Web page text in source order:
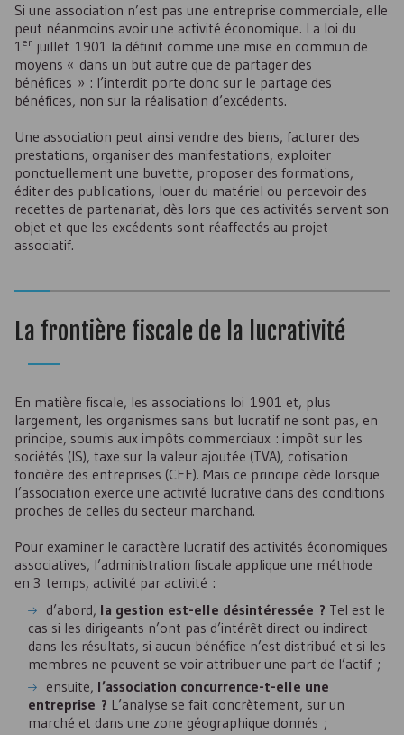
Si une association n’est pas une entreprise commerciale, elle
peut néanmoins avoir une activité économique. La loi du
1er juillet 1901 la définit comme une mise en commun de
moyens « dans un but autre que de partager des
bénéfices » : l’interdit porte donc sur le partage des
bénéfices, non sur la réalisation d’excédents.
Une association peut ainsi vendre des biens, facturer des
prestations, organiser des manifestations, exploiter
ponctuellement une buvette, proposer des formations,
éditer des publications, louer du matériel ou percevoir des
recettes de partenariat, dès lors que ces activités servent son
objet et que les excédents sont réaffectés au projet
associatif.
La frontière fiscale de la lucrativité
En matière fiscale, les associations loi 1901 et, plus
largement, les organismes sans but lucratif ne sont pas, en
principe, soumis aux impôts commerciaux : impôt sur les
sociétés (IS), taxe sur la valeur ajoutée (TVA), cotisation
foncière des entreprises (CFE). Mais ce principe cède lorsque
l’association exerce une activité lucrative dans des conditions
proches de celles du secteur marchand.
Pour examiner le caractère lucratif des activités économiques
associatives, l’administration fiscale applique une méthode
en 3 temps, activité par activité :
d’abord, la gestion est-elle désintéressée ? Tel est le
cas si les dirigeants n’ont pas d’intérêt direct ou indirect
dans les résultats, si aucun bénéfice n’est distribué et si les
membres ne peuvent se voir attribuer une part de l’actif ;
ensuite, l’association concurrence-t-elle une
entreprise ? L’analyse se fait concrètement, sur un
marché et dans une zone géographique donnés ;